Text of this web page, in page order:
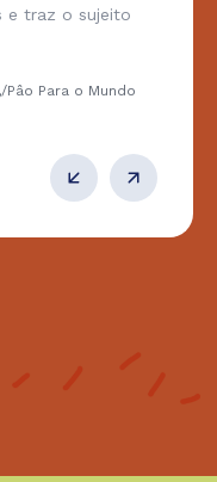
e traz o sujeito
Para o Mundo